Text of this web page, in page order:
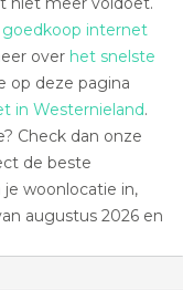
goedkoop internet
over het snelste
op deze pagina
in Westernieland.
Check dan onze
de beste
woonlocatie in,
augustus 2026 en